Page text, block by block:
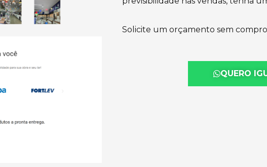
Solicite um orçamento sem
QUERO